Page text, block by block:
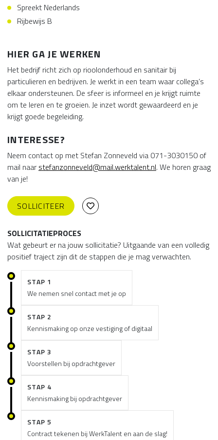
Spreekt Nederlands
Rijbewijs B
HIER GA JE WERKEN
Het bedrijf richt zich op rioolonderhoud en sanitair bij
particulieren en bedrijven. Je werkt in een team waar collega’s
elkaar ondersteunen. De sfeer is informeel en je krijgt ruimte
om te leren en te groeien. Je inzet wordt gewaardeerd en je
krijgt goede begeleiding.
INTERESSE?
Neem contact op met Stefan Zonneveld via 071-3030150 of
mail naar stefanzonneveld@mail.werktalent.nl. We horen graag
van je!
SOLLICITEER
SOLLICITATIEPROCES
Wat gebeurt er na jouw sollicitatie? Uitgaande van een volledig
positief traject zijn dit de stappen die je mag verwachten.
STAP 1
We nemen snel contact met je op
STAP 2
Kennismaking op onze vestiging of digitaal
STAP 3
Voorstellen bij opdrachtgever
STAP 4
Kennismaking bij opdrachtgever
STAP 5
Contract tekenen bij WerkTalent en aan de slag!